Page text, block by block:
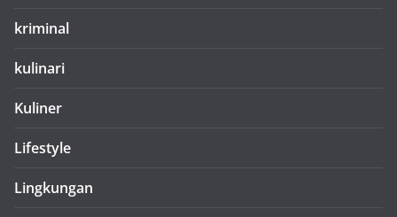
kriminal
kulinari
Kuliner
Lifestyle
Lingkungan